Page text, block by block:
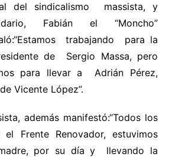
del sindicalismo massista, y
Fabián el “Moncho”
trabajando para la
de Sergio Massa, pero
para llevar a Adrián Pérez,
Vicente López”.
además manifestó:“Todos los
Frente Renovador, estuvimos
por su día y llevando la